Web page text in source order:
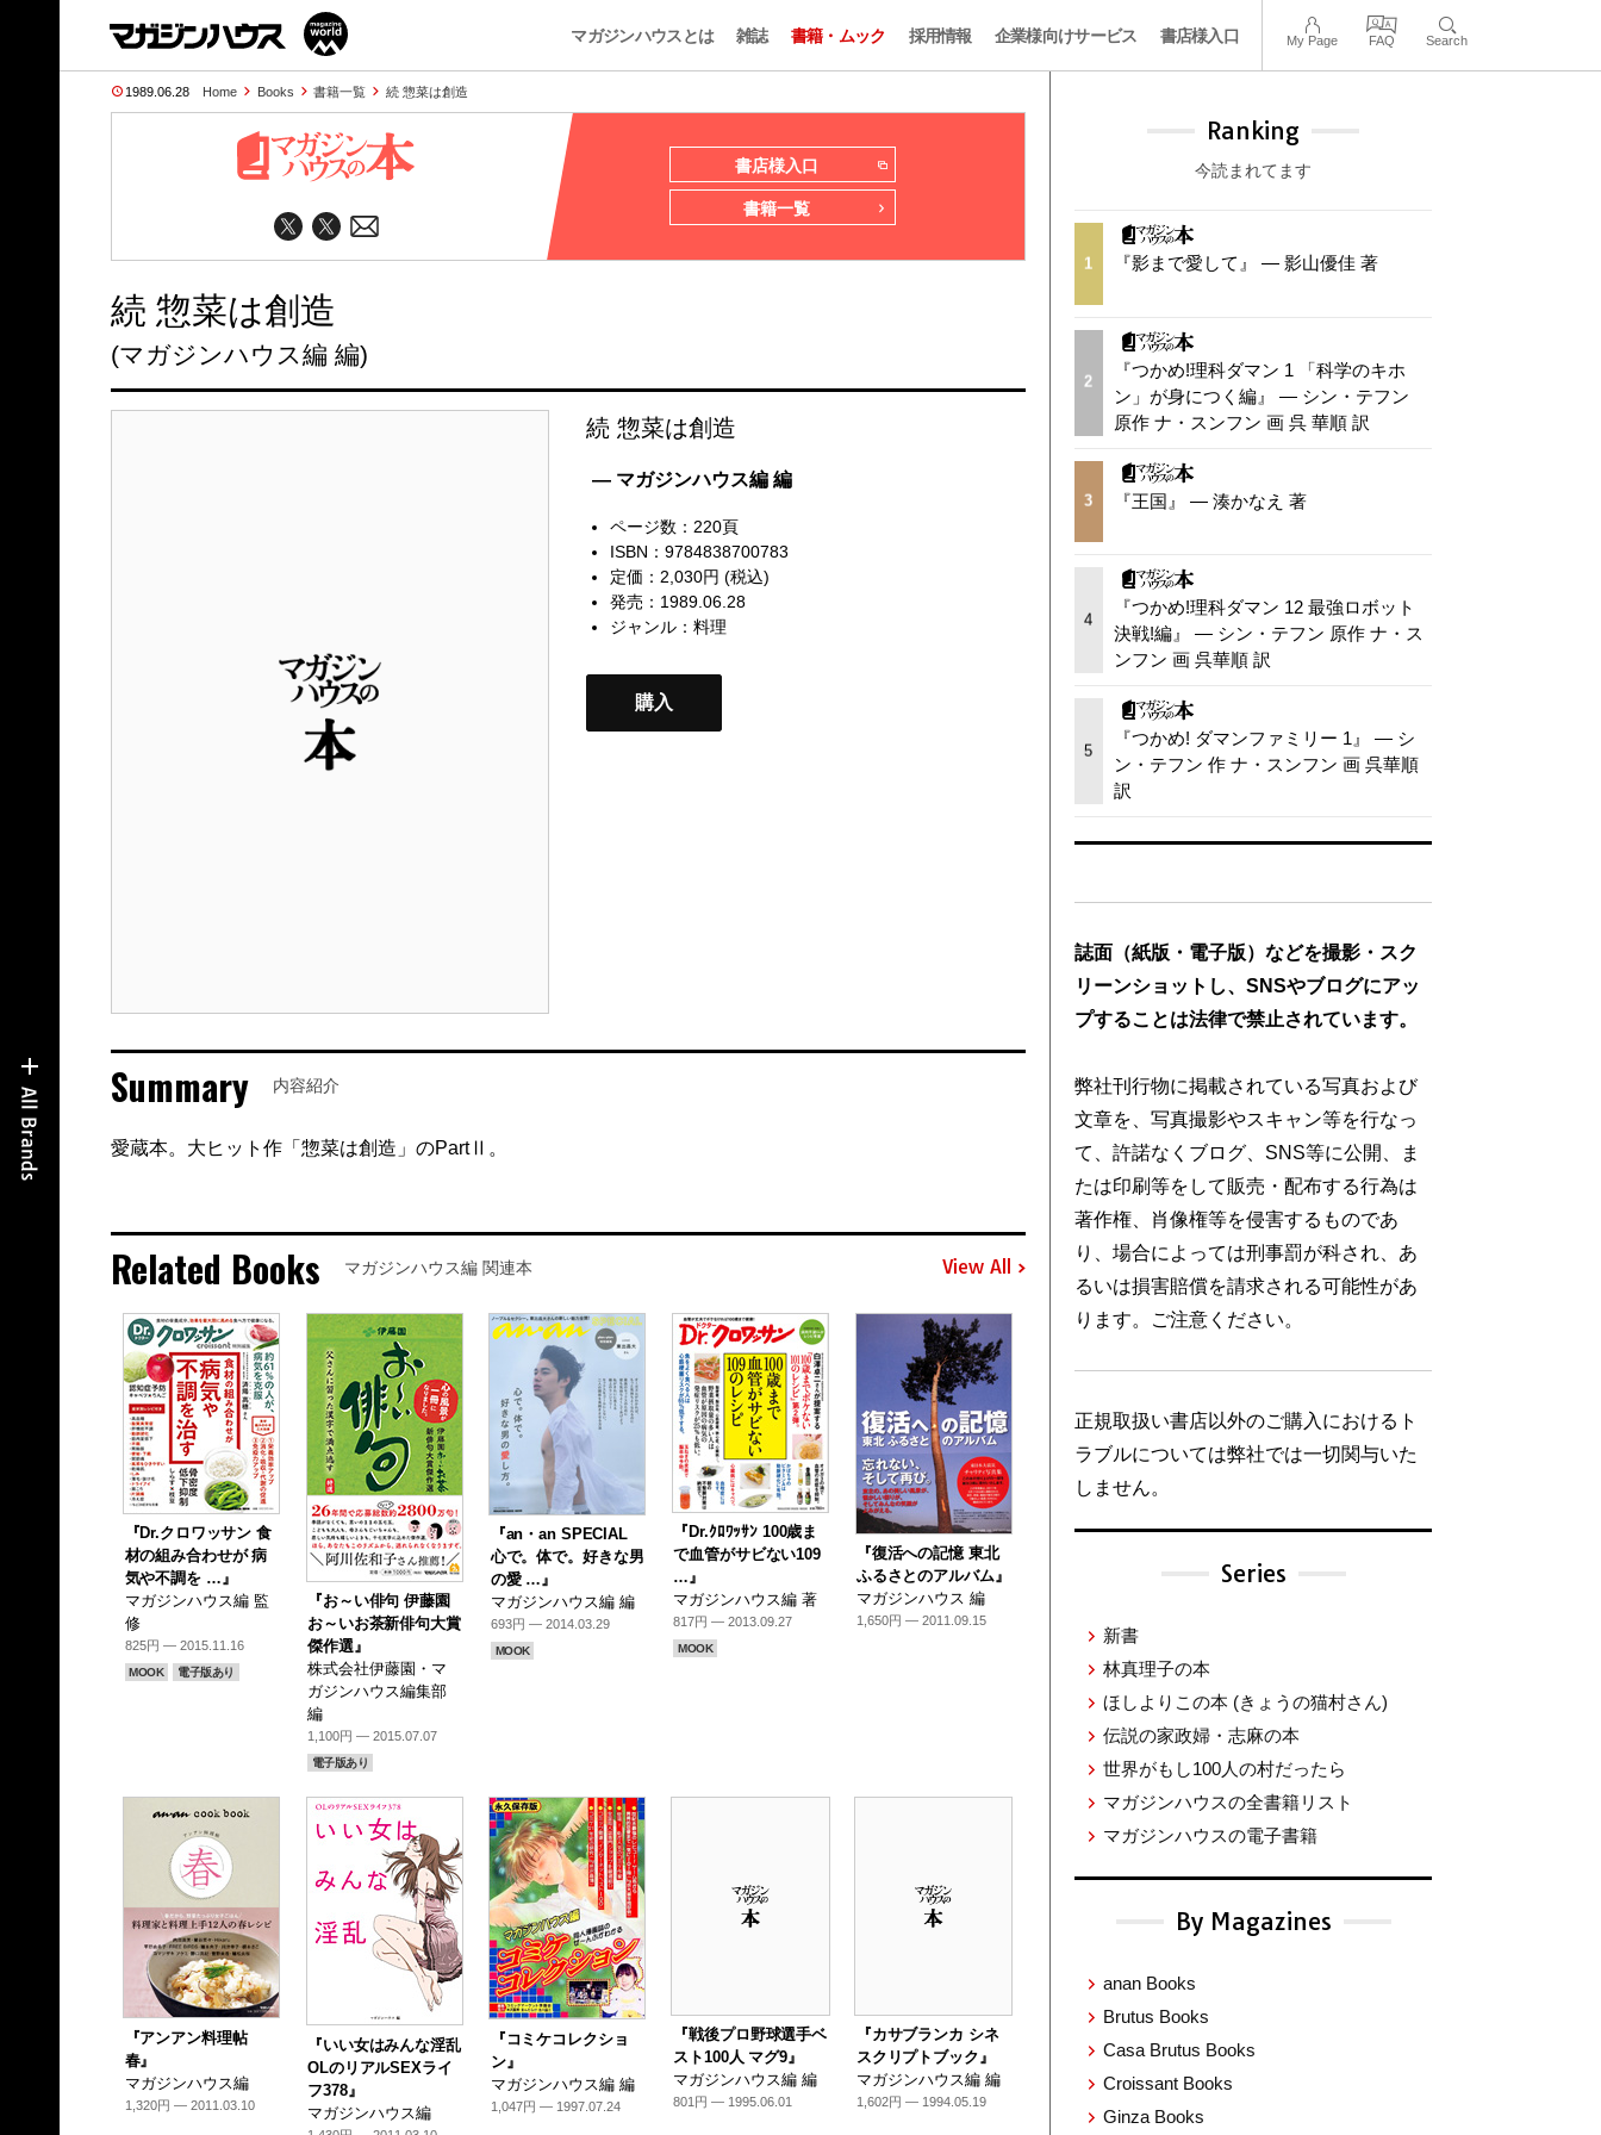
マガジンハウスとは 雑誌 書籍・ムック 採用情報 企業様向けサービス 書店様入口 My Page FAQ Search
1989.06.28 Home Books 書籍一覧 続 惣菜は創造
書店様入口
書籍一覧
続 惣菜は創造
(マガジンハウス編 編)
続 惣菜は創造
— マガジンハウス編 編
ページ数：220頁
ISBN：9784838700783
定価：2,030円 (税込)
発売：1989.06.28
ジャンル： 料理
購入
Summary 内容紹介
愛蔵本。大ヒット作「惣菜は創造」のPartⅡ。
Related Books マガジンハウス編 関連本 View All
『Dr.クロワッサン 食
材の組み合わせが 病
気や不調を …』
マガジンハウス編 監
修
825円 — 2015.11.16
MOOK 電子版あり
『お～い俳句 伊藤園
お～いお茶新俳句大賞
傑作選』
株式会社伊藤園・マ
ガジンハウス編集部
編
1,100円 — 2015.07.07
電子版あり
『an・an SPECIAL
心で。体で。好きな男
の愛 …』
マガジンハウス編 編
693円 — 2014.03.29
MOOK
『Dr.ｸﾛﾜｯｻﾝ 100歳ま
で血管がサビない109
…』
マガジンハウス編 著
817円 — 2013.09.27
MOOK
『復活への記憶 東北
ふるさとのアルバム』
マガジンハウス 編
1,650円 — 2011.09.15
『アンアン料理帖
春』
マガジンハウス編
1,320円 — 2011.03.10
『いい女はみんな淫乱
OLのリアルSEXライ
フ378』
マガジンハウス編
『コミケコレクショ
ン』
マガジンハウス編 編
1,047円 — 1997.07.24
『戦後プロ野球選手ベ
スト100人 マグ9』
マガジンハウス編 編
801円 — 1995.06.01
『カサブランカ シネ
スクリプトブック』
マガジンハウス編 編
1,602円 — 1994.05.19
Ranking
今読まれてます
1 『影まで愛して』 — 影山優佳 著
2
『つかめ!理科ダマン 1 「科学のキホ
ン」が身につく編』 — シン・テフン
原作 ナ・スンフン 画 呉 華順 訳
3 『王国』 — 湊かなえ 著
4
『つかめ!理科ダマン 12 最強ロボット
決戦!編』 — シン・テフン 原作 ナ・ス
ンフン 画 呉華順 訳
5
『つかめ! ダマンファミリー 1』 — シ
ン・テフン 作 ナ・スンフン 画 呉華順
訳
誌面（紙版・電子版）などを撮影・スク
リーンショットし、SNSやブログにアッ
プすることは法律で禁止されています。
弊社刊行物に掲載されている写真および
文章を、写真撮影やスキャン等を行なっ
て、許諾なくブログ、SNS等に公開、ま
たは印刷等をして販売・配布する行為は
著作権、肖像権等を侵害するものであ
り、場合によっては刑事罰が科され、あ
るいは損害賠償を請求される可能性があ
ります。ご注意ください。
正規取扱い書店以外のご購入におけるト
ラブルについては弊社では一切関与いた
しません。
Series
新書
林真理子の本
ほしよりこの本 (きょうの猫村さん)
伝説の家政婦・志麻の本
世界がもし100人の村だったら
マガジンハウスの全書籍リスト
マガジンハウスの電子書籍
By Magazines
anan Books
Brutus Books
Casa Brutus Books
Croissant Books
Ginza Books